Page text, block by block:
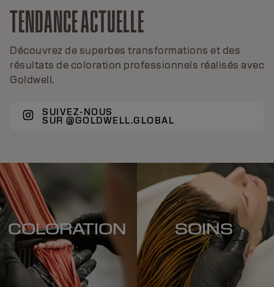
TENDANCE ACTUELLE
Découvrez de superbes transformations et des
résultats de coloration professionnels réalisés avec
Goldwell.
SUIVEZ-NOUS
SUR @GOLDWELL.GLOBAL
COLORATION SOINS